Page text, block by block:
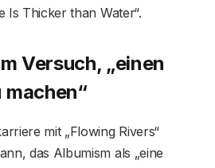
Is Thicker than Water“.
Versuch, „einen
mit „Flowing Rivers“
das Albumism als „eine